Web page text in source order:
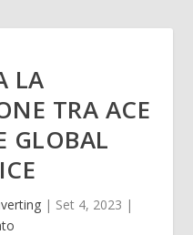
LA
TRA ACE
GLOBAL
| Set 4, 2023 |